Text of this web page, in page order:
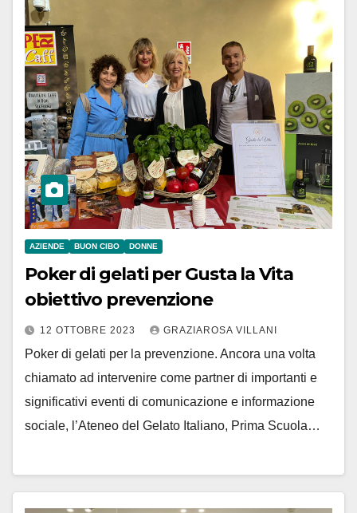
AZIENDE BUON CIBO DONNE
Poker di gelati per Gusta la Vita
obiettivo prevenzione
12 OTTOBRE 2023 GRAZIAROSA VILLANI
Poker di gelati per la prevenzione. Ancora una volta
chiamato ad intervenire come partner di importanti e
significativi eventi di comunicazione e informazione
sociale, l’Ateneo del Gelato Italiano, Prima Scuola…